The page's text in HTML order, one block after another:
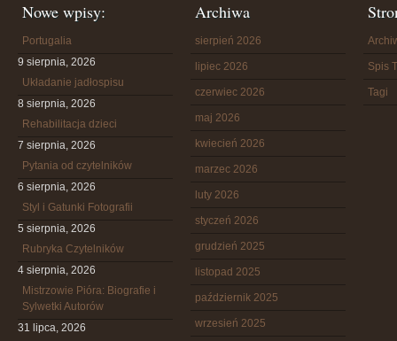
Nowe wpisy:
Portugalia
9 sierpnia, 2026
Układanie jadłospisu
8 sierpnia, 2026
Rehabilitacja dzieci
7 sierpnia, 2026
Pytania od czytelników
6 sierpnia, 2026
Styl i Gatunki Fotografii
5 sierpnia, 2026
Rubryka Czytelników
4 sierpnia, 2026
Mistrzowie Pióra: Biografie i
Sylwetki Autorów
31 lipca, 2026
Archiwa
sierpień 2026
lipiec 2026
czerwiec 2026
maj 2026
kwiecień 2026
marzec 2026
luty 2026
styczeń 2026
grudzień 2025
listopad 2025
październik 2025
wrzesień 2025
Spis
Tagi